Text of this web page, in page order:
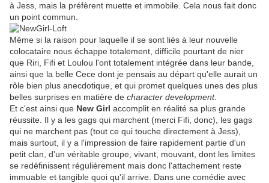
à Jess, mais la préfèrent muette et immobile. Cela nous fait donc
un point commun.
Même si la raison pour laquelle il se sont liés à leur nouvelle
colocataire nous échappe totalement, difficile pourtant de nier
que Riri, Fifi et Loulou l'ont totalement intégrée dans leur bande,
ainsi que la belle Cece dont je pensais au départ qu'elle aurait un
rôle bien plus anecdotique, et qui promet quelques unes des plus
belles surprises en matière de character development.
Et c'est ainsi que New Girl accomplit en réalité sa plus grande
réussite. Il y a les gags qui marchent (merci Fifi, donc), les gags
qui ne marchent pas (tout ce qui touche directement à Jess),
mais surtout, il y a l'impression de faire rapidement partie d'un
petit clan, d'un véritable groupe, vivant, mouvant, dont les limites
se redéfinissent régulièrement mais donc l'attachement reste
immuable et tangible quoi qu'il arrive. Dans une comédie avec